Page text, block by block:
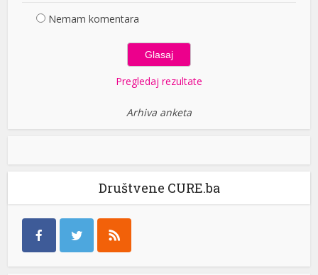
Nemam komentara
Pregledaj rezultate
Arhiva anketa
Društvene CURE.ba